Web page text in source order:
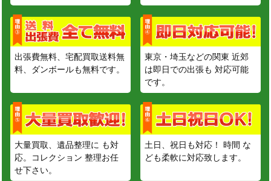
出張費無料、宅配買取送料無
料、ダンボールも無料です。
東京・埼玉などの関東 近郊
は即日での出張も 対応可能
です。
大量買取、遺品整理に も対
応。コレクション 整理お任
せ下さい。
土日、祝日も対応！ 時間 な
ども柔軟に対応致します。